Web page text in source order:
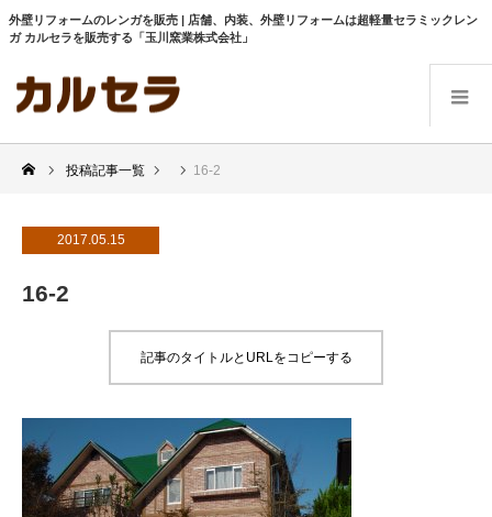
外壁リフォームのレンガを販売 | 店舗、内装、外壁リフォームは超軽量セラミックレン
ガ カルセラを販売する「玉川窯業株式会社」
投稿記事一覧 16-2
2017.05.15
16-2
記事のタイトルとURLをコピーする